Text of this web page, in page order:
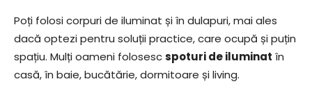
Poți folosi corpuri de iluminat și în dulapuri, mai ales
dacă optezi pentru soluții practice, care ocupă și puțin
spațiu. Mulți oameni folosescspoturi de iluminat în
casă, în baie, bucătărie, dormitoare și living.